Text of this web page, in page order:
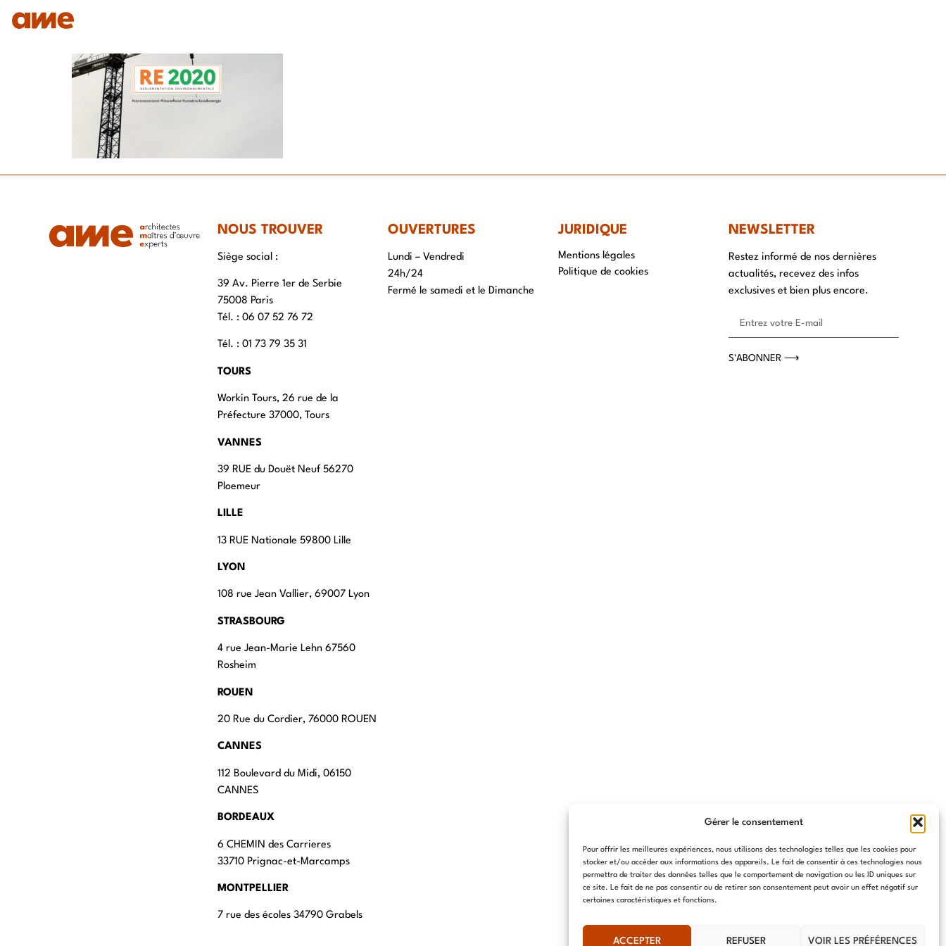
Gérer le consentement
Pour offrir les meilleures expériences, nous utilisons des technologies telles que les cookies pour
stocker et/ou accéder aux informations des appareils. Le fait de consentir à ces technologies nous
permettra de traiter des données telles que le comportement de navigation ou les ID uniques sur
ce site. Le fait de ne pas consentir ou de retirer son consentement peut avoir un effet négatif sur
certaines caractéristiques et fonctions.
ACCEPTER REFUSER VOIR LES PRÉFÉRENCES
NOUS TROUVER
Siège social :
39 Av. Pierre 1er de Serbie
75008 Paris
Tél. : ‭06 07 52 76 72
Tél. : 01 73 79 35 31
TOURS
Workin Tours, 26 rue de la
Préfecture 37000, Tours
VANNES
39 RUE du Douët Neuf 56270
Ploemeur
LILLE
13 RUE Nationale 59800 Lille
LYON
108 rue Jean Vallier, 69007 Lyon
STRASBOURG
4 rue Jean-Marie Lehn 67560
Rosheim
ROUEN
20 Rue du Cordier, 76000 ROUEN
CANNES
112 Boulevard du Midi, 06150
CANNES
BORDEAUX
6 CHEMIN des Carrieres
33710 Prignac-et-Marcamps
MONTPELLIER
7 rue des écoles 34790 Grabels
OUVERTURES
Lundi – Vendredi
24h/24
Fermé le samedi et le Dimanche
JURIDIQUE
Mentions légales
Politique de cookies
NEWSLETTER
Restez informé de nos dernières
actualités, recevez des infos
exclusives et bien plus encore.
S'ABONNER ⟶